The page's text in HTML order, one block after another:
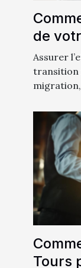
de
Assurer
transition
Tours